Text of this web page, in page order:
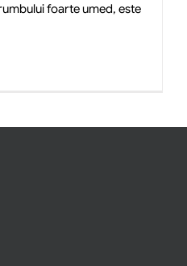
foarte umed, este